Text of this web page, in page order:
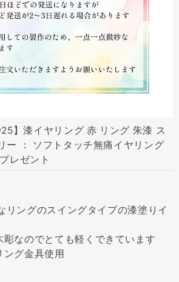
】漆イヤリング 赤 リング 朱漆 ス
ー ： ソフトタッチ無痛イヤリング
レゼント
リングのスイングタイプの漆塗りイ
彫なのでとても軽くできています
グ金具使用